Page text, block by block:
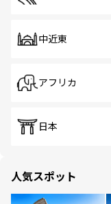
中近東
アフリカ
日本
人気スポット